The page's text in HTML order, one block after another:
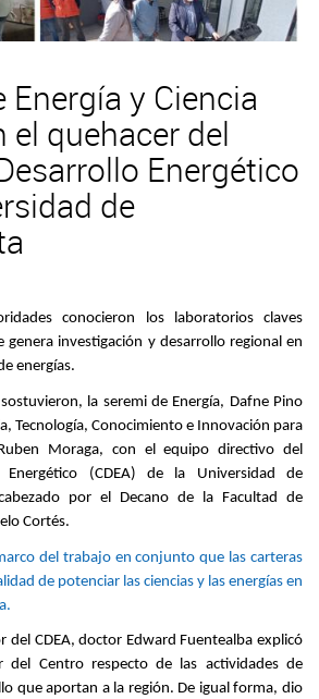
Energía y Ciencia
el quehacer del
Energético
de
conocieron los laboratorios claves
genera investigación y desarrollo regional en
energías.
la seremi de Energía, Dafne Pino
, Tecnología, Conocimiento e Innovación para
Moraga, con el equipo directivo del
(CDEA) de la Universidad de
por el Decano de la Facultad de
Cortés.
del trabajo en conjunto que las carteras
de potenciar las ciencias y las energías en
del CDEA, doctor Edward Fuentealba explicó
del Centro respecto de las actividades de
que aportan a la región. De igual forma, dio